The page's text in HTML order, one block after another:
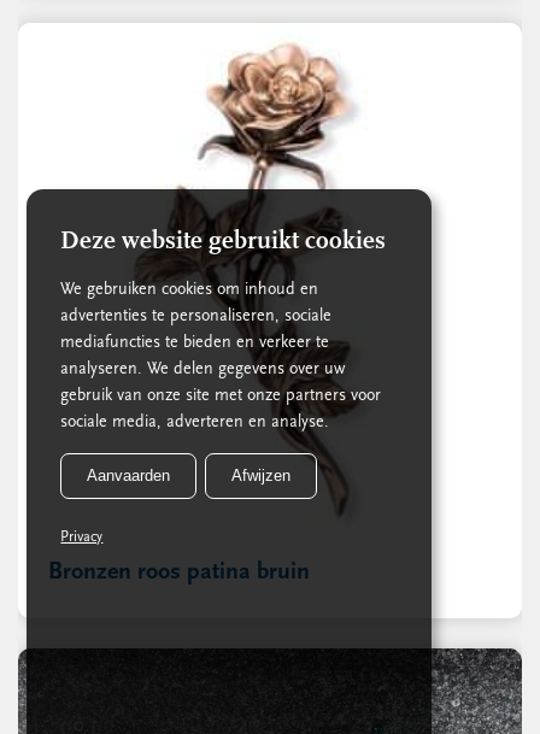
Bronzen roos patina bruin
Deze website gebruikt cookies
We gebruiken cookies om inhoud en
advertenties te personaliseren, sociale
mediafuncties te bieden en verkeer te
analyseren. We delen gegevens over uw
gebruik van onze site met onze partners voor
sociale media, adverteren en analyse.
Aanvaarden Afwijzen
Privacy